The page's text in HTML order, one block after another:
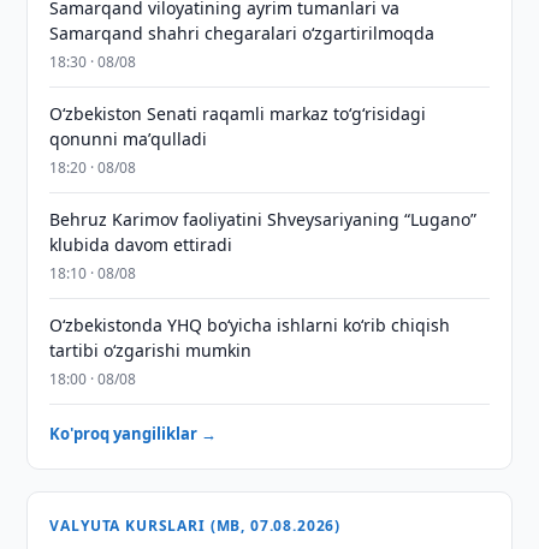
Samarqand viloyatining ayrim tumanlari va
Samarqand shahri chegaralari oʻzgartirilmoqda
18:30 · 08/08
Oʻzbekiston Senati raqamli markaz toʻgʻrisidagi
qonunni maʼqulladi
18:20 · 08/08
Behruz Karimov faoliyatini Shveysariyaning “Lugano”
klubida davom ettiradi
18:10 · 08/08
O‘zbekistonda YHQ bo‘yicha ishlarni ko‘rib chiqish
tartibi o‘zgarishi mumkin
18:00 · 08/08
Ko'proq yangiliklar →
VALYUTA KURSLARI (MB, 07.08.2026)